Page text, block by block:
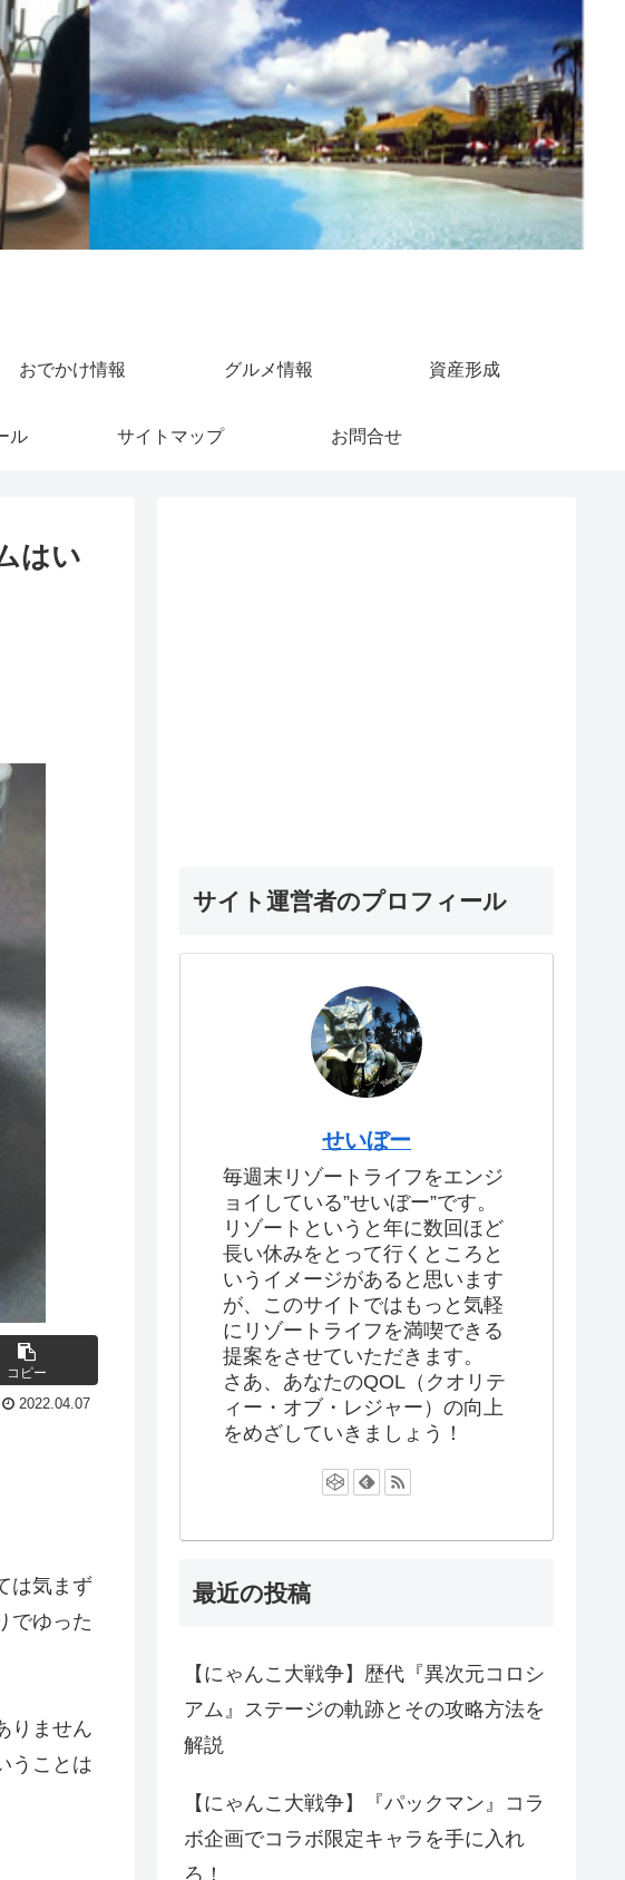
おでかけ情報 グルメ情報 資産形成
ル サイトマップ お問合せ
はい
コピー
2022.04.07
は気まず
でゆった
りません
うことは
サイト運営者のプロフィール
せいぼー
毎週末リゾートライフをエンジ
ョイしている”せいぼー”です。
リゾートというと年に数回ほど
長い休みをとって行くところと
いうイメージがあると思います
が、このサイトではもっと気軽
にリゾートライフを満喫できる
提案をさせていただきます。
さあ、あなたのQOL（クオリテ
ィー・オブ・レジャー）の向上
をめざしていきましょう！
最近の投稿
【にゃんこ大戦争】歴代『異次元コロシ
アム』ステージの軌跡とその攻略方法を
解説
【にゃんこ大戦争】『パックマン』コラ
ボ企画でコラボ限定キャラを手に入れ
ろ！